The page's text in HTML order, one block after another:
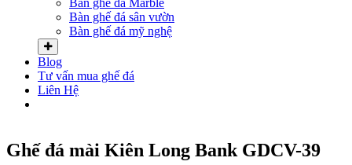
Bàn ghế đá Marble
Bàn ghế đá sân vườn
Bàn ghế đá mỹ nghệ
Blog
Tư vấn mua ghế đá
Liên Hệ
Ghế đá mài Kiên Long Bank GDCV-39